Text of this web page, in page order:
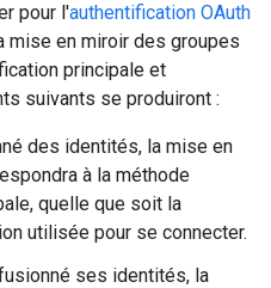
pour l'authentification OAuth
mise en miroir des groupes
principale et
suivants se produiront :
des identités, la mise en
à la méthode
quelle que soit la
utilisée pour se connecter.
ses identités, la